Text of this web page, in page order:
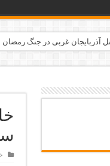
تهران برای بازسازی برند شهری